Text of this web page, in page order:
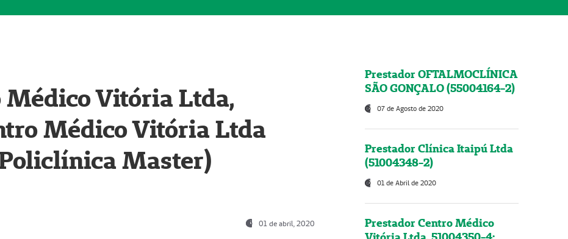
Médico Vitória Ltda,
Médico Vitória Ltda
Master)
01 de abril, 2020
Prestador OFTALMOCLÍNICA
SÃO GONÇALO (55004164-2)
07 de Agosto de 2020
Prestador Clínica Itaipú Ltda
(51004348-2)
01 de Abril de 2020
Prestador Centro Médico